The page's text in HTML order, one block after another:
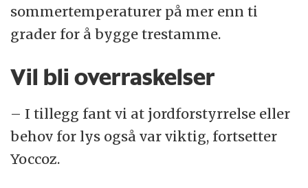
sommertemperaturer på mer enn ti
grader for å bygge trestamme.
Vil bli overraskelser
– I tillegg fant vi at jordforstyrrelse eller
behov for lys også var viktig, fortsetter
Yoccoz.